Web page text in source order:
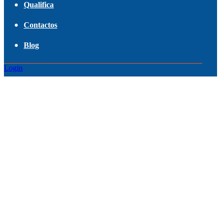
Qualifica
Contactos
Blog
Login